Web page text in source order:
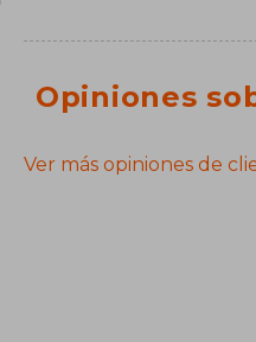
Opiniones
Ver más opiniones de